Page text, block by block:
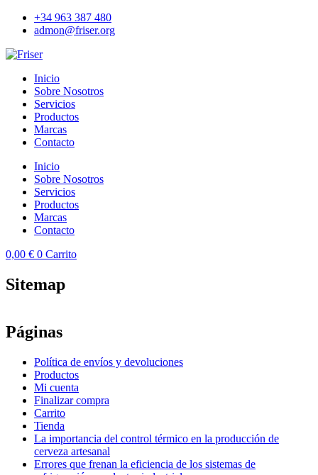
+34 963 387 480
admon@friser.org
Inicio
Sobre Nosotros
Servicios
Productos
Marcas
Contacto
Inicio
Sobre Nosotros
Servicios
Productos
Marcas
Contacto
0,00 € 0 Carrito
Sitemap
Páginas
Política de envíos y devoluciones
Productos
Mi cuenta
Finalizar compra
Carrito
Tienda
La importancia del control térmico en la producción de
cerveza artesanal
Errores que frenan la eficiencia de los sistemas de